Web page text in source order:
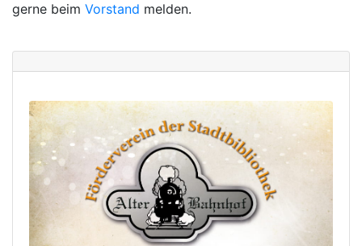
gerne beim Vorstand melden.